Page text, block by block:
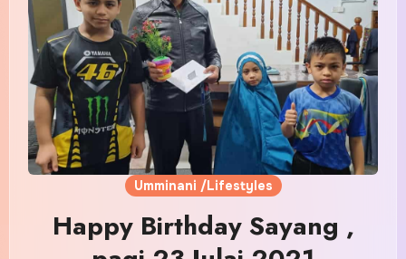
Umminani /Lifestyles
Happy Birthday Sayang ,